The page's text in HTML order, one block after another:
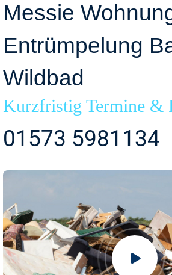
Messie
Entrümpelung
Wildbad
Kurzfristig Termine &
01573 5981134